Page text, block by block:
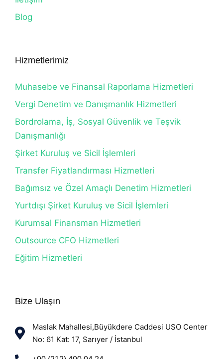
Blog
Hizmetlerimiz
Muhasebe ve Finansal Raporlama Hizmetleri
Vergi Denetim ve Danışmanlık Hizmetleri
Bordrolama, İş, Sosyal Güvenlik ve Teşvik
Danışmanlığı
Şirket Kuruluş ve Sicil İşlemleri
Transfer Fiyatlandırması Hizmetleri
Bağımsız ve Özel Amaçlı Denetim Hizmetleri
Yurtdışı Şirket Kuruluş ve Sicil İşlemleri
Kurumsal Finansman Hizmetleri
Outsource CFO Hizmetleri
Eğitim Hizmetleri
Bize Ulaşın
Maslak Mahallesi,Büyükdere Caddesi USO Center
No: 61 Kat: 17, Sarıyer / İstanbul